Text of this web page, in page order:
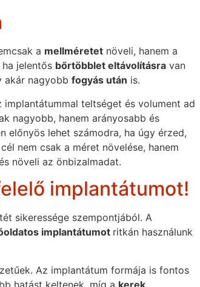
a mellméretet növeli, hanem a
jelentős bőrtöbblet eltávolításra van
akár nagyobb fogyás után is.
teltséget és volument ad
nagyobb, hanem arányosabb és
előnyös lehet számodra, ha úgy érzed,
nem csak a méret növelése, hanem
növeli az önbizalmadat.
implantátumot!
sikeressége szempontjából. A
implantátumot ritkán használunk
Az implantátum formája is fontos
hatást keltenek, míg a kerek